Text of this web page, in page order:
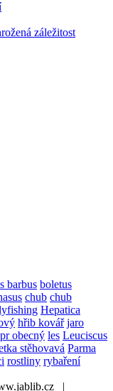
záležitost
barbus boletus
chub chub
Hepatica
hřib kovář jaro
obecný les Leuciscus
stěhovavá Parma
rostliny rybaření
|